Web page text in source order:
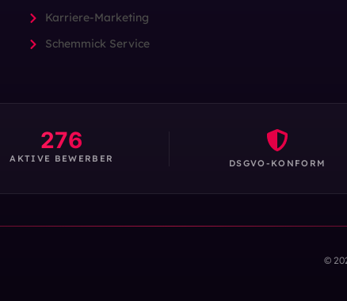
Karriere-Marketing
Schemmick Service
276
AKTIVE BEWERBER DSGVO-KONFORM
©